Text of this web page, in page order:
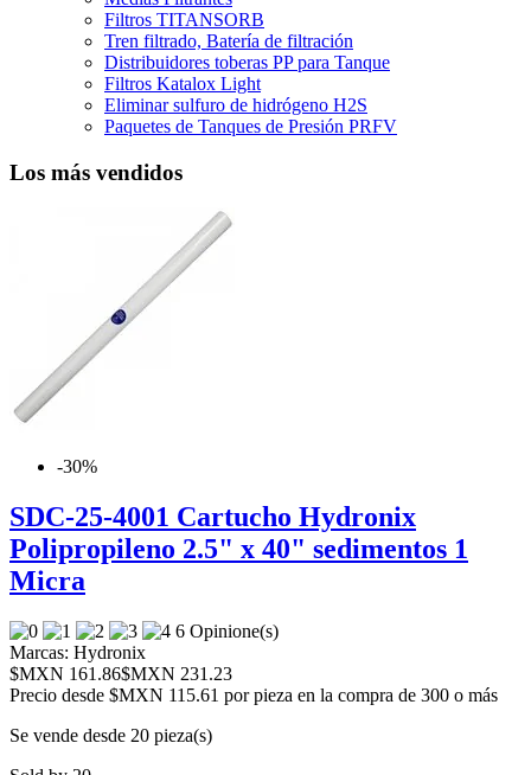
Filtros TITANSORB
Tren filtrado, Batería de filtración
Distribuidores toberas PP para Tanque
Filtros Katalox Light
Eliminar sulfuro de hidrógeno H2S
Paquetes de Tanques de Presión PRFV
Los más vendidos
-30%
SDC-25-4001 Cartucho Hydronix
Polipropileno 2.5" x 40" sedimentos 1
Micra
6 Opinione(s)
Marcas: Hydronix
$MXN 161.86$MXN 231.23
Precio desde $MXN 115.61 por pieza en la compra de 300 o más
Se vende desde 20 pieza(s)